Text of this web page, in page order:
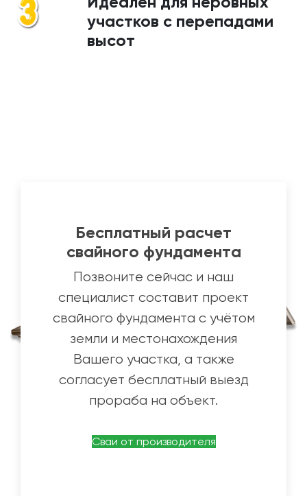
участков с перепадами
высот
Бесплатный расчет
свайного фундамента
Позвоните сейчас и наш
специалист составит проект
свайного фундамента с учётом
земли и местонахождения
Вашего участка, а также
согласует бесплатный выезд
прораба на объект.
Сваи от производителя